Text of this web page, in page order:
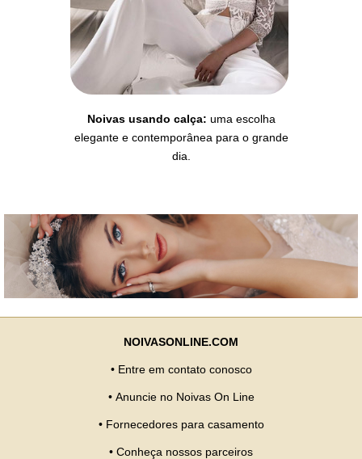
Noivas usando calça: uma escolha
elegante e contemporânea para o grande
dia.
NOIVASONLINE.COM
• Entre em contato conosco
• Anuncie no Noivas On Line
• Fornecedores para casamento
• Conheça nossos parceiros